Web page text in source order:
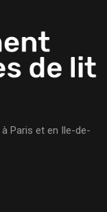
Paris et en Ile-de-